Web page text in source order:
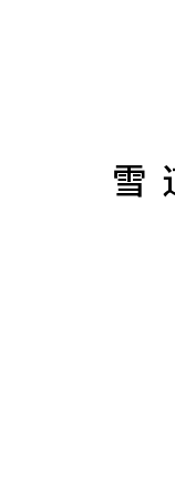
雪